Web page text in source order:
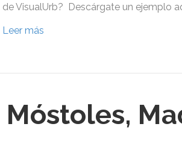
de VisualUrb? Descárgate un ejemplo
Leer más